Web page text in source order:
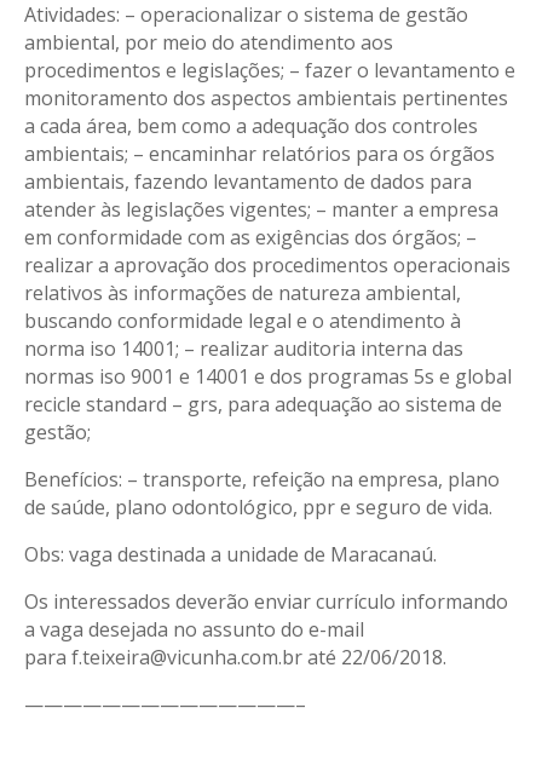
Atividades: – operacionalizar o sistema de gestão
ambiental, por meio do atendimento aos
procedimentos e legislações; – fazer o levantamento e
monitoramento dos aspectos ambientais pertinentes
a cada área, bem como a adequação dos controles
ambientais; – encaminhar relatórios para os órgãos
ambientais, fazendo levantamento de dados para
atender às legislações vigentes; – manter a empresa
em conformidade com as exigências dos órgãos; –
realizar a aprovação dos procedimentos operacionais
relativos às informações de natureza ambiental,
buscando conformidade legal e o atendimento à
norma iso 14001; – realizar auditoria interna das
normas iso 9001 e 14001 e dos programas 5s e global
recicle standard – grs, para adequação ao sistema de
gestão;
Benefícios: – transporte, refeição na empresa, plano
de saúde, plano odontológico, ppr e seguro de vida.
Obs: vaga destinada a unidade de Maracanaú.
Os interessados deverão enviar currículo informando
a vaga desejada no assunto do e-mail
para f.teixeira@vicunha.com.br até 22/06/2018.
——————————————–